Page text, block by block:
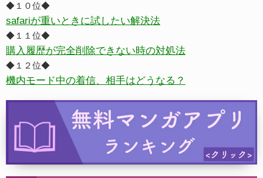
◆１０位◆
safariが重いときに試したい解決法
◆１１位◆
購入履歴が完全削除できない時の対処法
◆１２位◆
機内モード中の着信、相手はどうなる？